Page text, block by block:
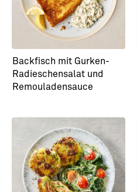
Backfisch mit Gurken-
Radieschensalat und
Remouladensauce